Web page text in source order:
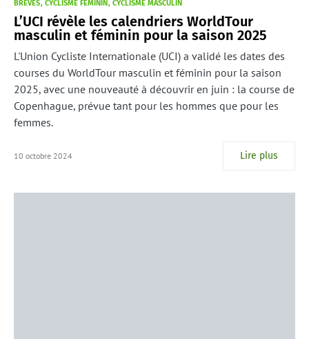
BRÈVES CYCLISME FÉMININ CYCLISME MASCULIN
L’UCI révèle les calendriers WorldTour
masculin et féminin pour la saison 2025
L'Union Cycliste Internationale (UCI) a validé les dates des
courses du WorldTour masculin et féminin pour la saison
2025, avec une nouveauté à découvrir en juin : la course de
Copenhague, prévue tant pour les hommes que pour les
femmes.
10 octobre 2024 Lire plus